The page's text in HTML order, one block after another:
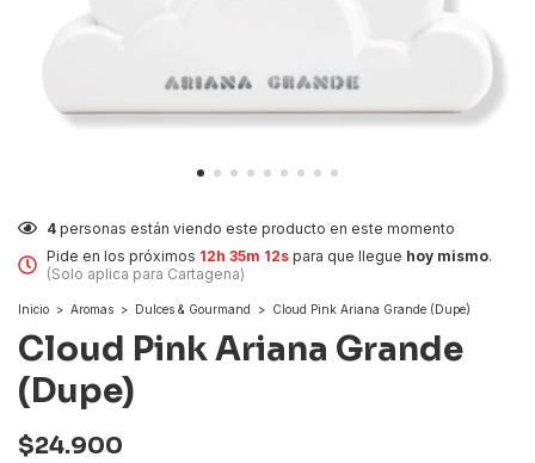
4 personas están viendo este producto en este momento
Pide en los próximos 12h 35m 12s para que llegue hoy mismo.
(Solo aplica para Cartagena)
Inicio > Aromas > Dulces & Gourmand > Cloud Pink Ariana Grande (Dupe)
Cloud Pink Ariana Grande
(Dupe)
$24.900